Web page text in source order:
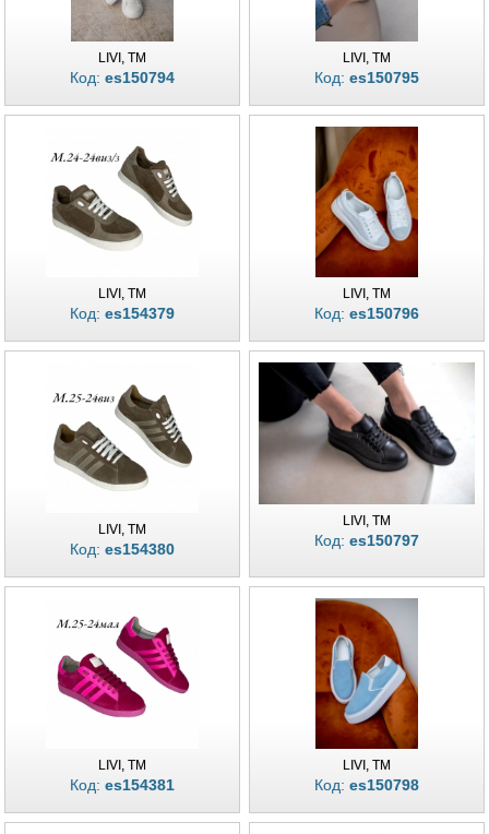
LIVI, TM
Код: es150794
LIVI, TM
Код: es150795
LIVI, TM
Код: es154379
LIVI, TM
Код: es150796
LIVI, TM
Код: es154380
LIVI, TM
Код: es150797
LIVI, TM
Код: es154381
LIVI, TM
Код: es150798